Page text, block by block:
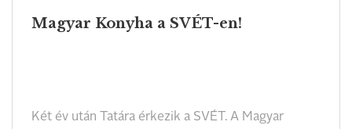
Magyar Konyha a SVÉT-en!
Két év után Tatára érkezik a SVÉT. A Magyar